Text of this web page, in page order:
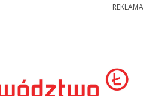
REKLAMA